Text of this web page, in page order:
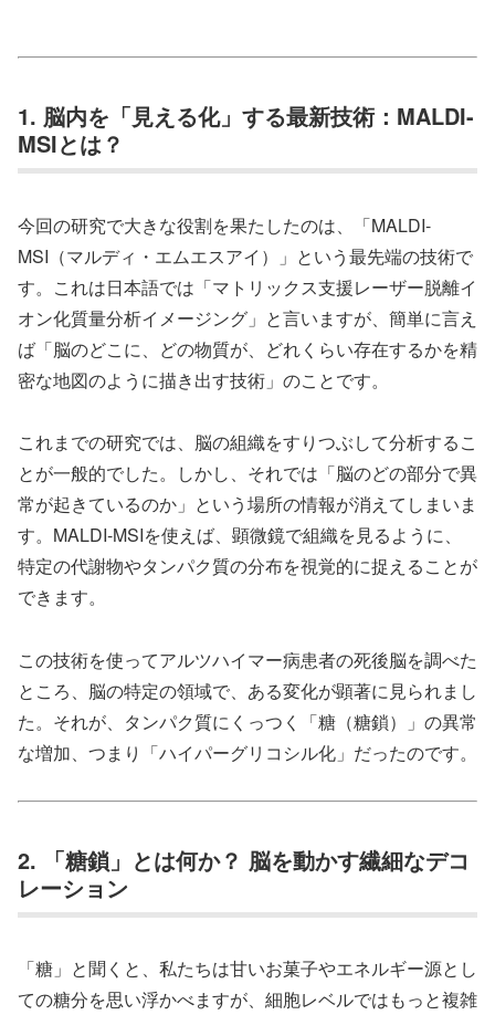
1. 脳内を「見える化」する最新技術：MALDI-
MSIとは？
今回の研究で大きな役割を果たしたのは、「MALDI-
MSI（マルディ・エムエスアイ）」という最先端の技術で
す。これは日本語では「マトリックス支援レーザー脱離イ
オン化質量分析イメージング」と言いますが、簡単に言え
ば「脳のどこに、どの物質が、どれくらい存在するかを精
密な地図のように描き出す技術」のことです。
これまでの研究では、脳の組織をすりつぶして分析するこ
とが一般的でした。しかし、それでは「脳のどの部分で異
常が起きているのか」という場所の情報が消えてしまいま
す。MALDI-MSIを使えば、顕微鏡で組織を見るように、
特定の代謝物やタンパク質の分布を視覚的に捉えることが
できます。
この技術を使ってアルツハイマー病患者の死後脳を調べた
ところ、脳の特定の領域で、ある変化が顕著に見られまし
た。それが、タンパク質にくっつく「糖（糖鎖）」の異常
な増加、つまり「ハイパーグリコシル化」だったのです。
2. 「糖鎖」とは何か？ 脳を動かす繊細なデコ
レーション
「糖」と聞くと、私たちは甘いお菓子やエネルギー源とし
ての糖分を思い浮かべますが、細胞レベルではもっと複雑